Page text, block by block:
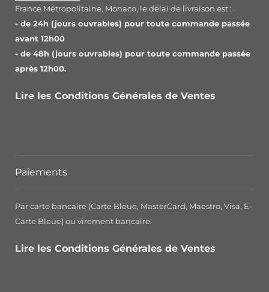
France Métropolitaine, Monaco, le délai de livraison est :
- de 24h (jours ouvrables) pour toute commande passée
avant 12h00
- de 48h (jours ouvrables) pour toute commande passée
après 12h00.
Lire les Conditions Générales de Ventes
Paiements
Par carte bancaire (Carte Bleue, MasterCard, Maestro, Visa, E-
Carte Bleue) ou virement bancaire.
Lire les Conditions Générales de Ventes